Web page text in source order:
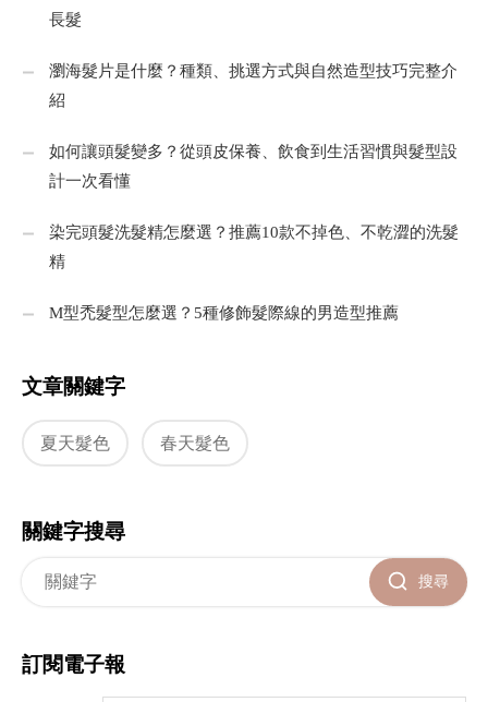
長髮
瀏海髮片是什麼？種類、挑選方式與自然造型技巧完整介
紹
如何讓頭髮變多？從頭皮保養、飲食到生活習慣與髮型設
計一次看懂
染完頭髮洗髮精怎麼選？推薦10款不掉色、不乾澀的洗髮
精
M型禿髮型怎麼選？5種修飾髮際線的男造型推薦
文章關鍵字
夏天髮色 春天髮色
關鍵字搜尋
搜尋
訂閱電子報